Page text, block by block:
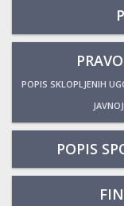
POPIS SKLOPLJENIH
POPIS